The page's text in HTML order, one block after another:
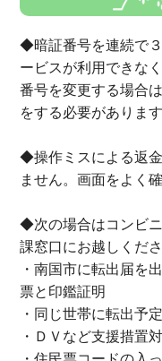
◆暗証番号を連続で
ービスが利用できな
番号を変更する場合
をする必要があります
◆操作ミスによる返
ません。画面をよく
◆次の場合はコンビ
課窓口にお越しくださ
・南国市に転出届を
票と印鑑証明
・同じ世帯に転出予
・ＤＶなど支援措置